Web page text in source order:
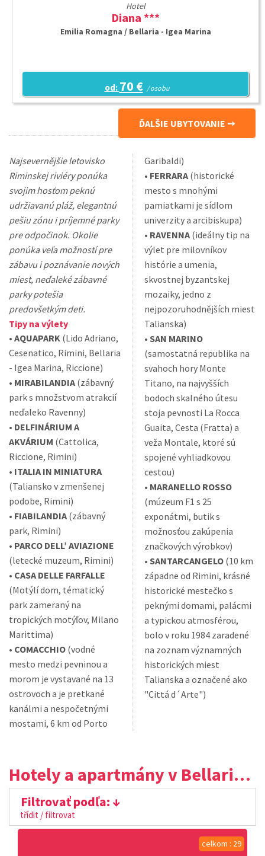
Hotel
Diana ***
Emilia Romagna / Bellaria - Igea Marina
od: 70 € / osobu
ĎALŠIE UBYTOVANIE
Najsevernějšie letovisko
Riminskej riviéry ponúka
svojim hosťom peknú
udržiavanú pláž, elegantnú
pešiu zónu i príjemné parky
pre odpočinok. Okolie
ponúka veľa možností pre
zábavu i poznávanie nových
miest, neďaleké zábavné
parky potešia
predovšetkým deti.
Tipy na výlety
• AQUAPARK (Lido Adriano,
Cesenatico, Rimini, Bellaria
- Igea Marina, Riccione)
• MIRABILANDIA (zábavný
park s množstvom atrakcií
neďaleko Ravenny)
• DELFINÁRIUM A
AKVÁRIUM (Cattolica,
Riccione, Rimini)
• ITALIA IN MINIATURA
(Taliansko v zmenšenej
podobe, Rimini)
• FIABILANDIA (zábavný
park, Rimini)
• PARCO DELL’ AVIAZIONE
(letecké muzeum, Rimini)
• CASA DELLE FARFALLE
(Motýlí dom, tématický
park zameraný na
tropických motýľov, Milano
Marittima)
• COMACCHIO (vodné
mesto medzi pevninou a
morom je vystavané na 13
ostrovoch a je pretkané
kanálmi a nespočetnými
mostami, 6 km od Porto
Garibaldi)
• FERRARA (historické
mesto s mnohými
pamiatkami je sídlom
univerzity a arcibiskupa)
• RAVENNA (ideálny tip na
výlet pre milovníkov
histórie a umenia,
skvostnej byzantskej
mozaiky, jedno z
nejpozoruhodnějších miest
Talianska)
• SAN MARINO
(samostatná republika na
svahoch hory Monte
Titano, na najvyšších
bodoch skalného útesu
stoja pevnosti La Rocca
Guaita, Cesta (Fratta) a
veža Montale, ktoré sú
spojené vyhliadkovou
cestou)
• MARANELLO ROSSO
(múzeum F1 s 25
exponátmi, butik s
možnosťou zakúpenia
značkových výrobkov)
• SANTARCANGELO (10 km
západne od Rimini, krásné
historické mestečko s
peknými domami, palácmi
a typickou atmosférou,
bolo v roku 1984 zaradené
na zoznam významných
historických miest
Talianska a označené ako
"Cittá d´Arte")
Hotely a apartmány v Bellaria - Igea Marina
Filtrovať podľa:
třídit / filtrovat
celkom : 29